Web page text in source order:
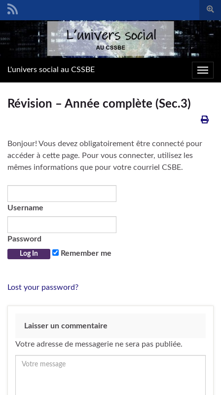
form
Search for:
L'univers social au CSSBE
Révision – Année complète (Sec.3)
Bonjour! Vous devez obligatoirement être connecté pour
accéder à cette page. Pour vous connecter, utilisez les
mêmes informations que pour votre courriel CSBE.
Username
Password
Remember me
Lost your password?
Laisser un commentaire
Votre adresse de messagerie ne sera pas publiée.